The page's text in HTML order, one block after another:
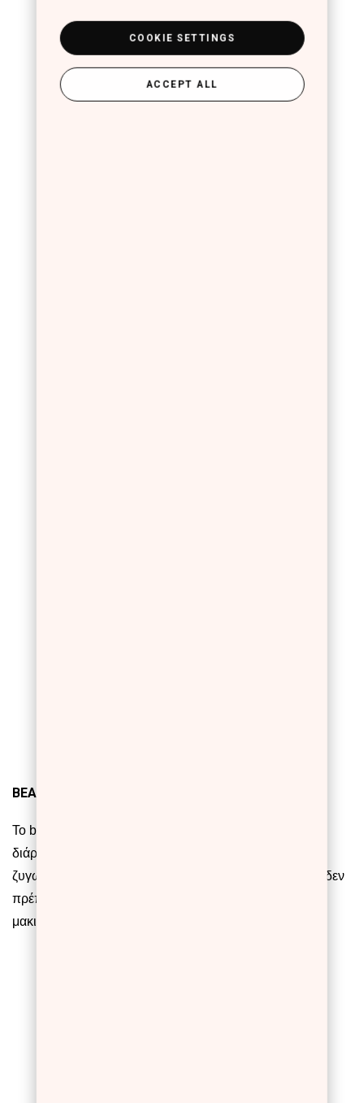
BEAUTY STICK HIGHLIGHTER
Το beauty stick highlighter
διάρκεια, μπορεί να χαρίσει λάμψη και ζωντάνια στα
ζυγωματικά σου με ένα μόνο πέρασμα. Το προϊόν που δεν
πρέπει να λείπει από το νεσεσέρ σου για ένα φωτεινό
μακιγιάζ προσώπου.
COOKIE SETTINGS
ACCEPT ALL